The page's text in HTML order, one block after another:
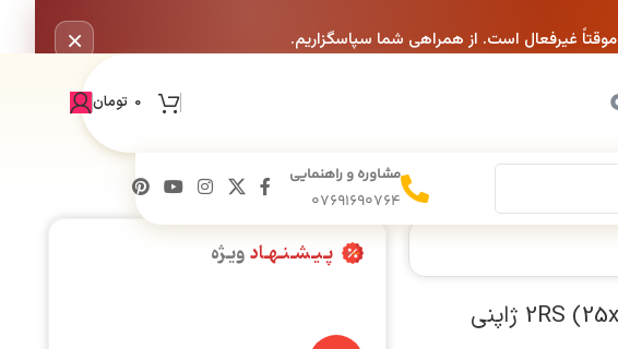
موقتاً غیرفعال است. از همراهی شما سپاسگزاریم. ×
0 تومان
مشاوره و راهنمایی
07691690764
پـیـشـنـهـادویـژه